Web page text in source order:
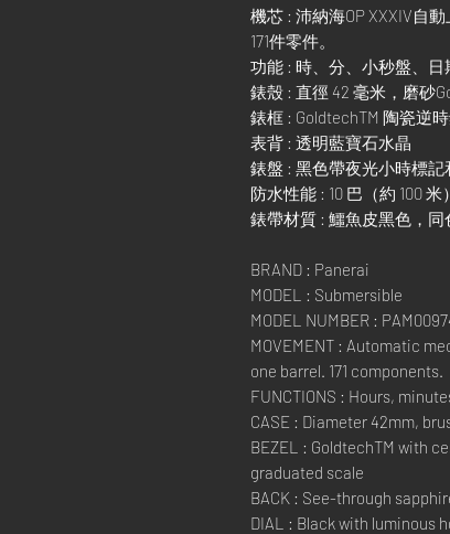
機芯 : 沛納海OP XXXIV自
171件零件。
功能 : 時、分、小秒盤、日
錶殼 : 直徑 42 毫米，磨砂
錶框 : GoldtechTM 陶瓷逆
表背 : 透明藍寶石水晶
錶盤 : 黑色帶夜光小時標
防水性能 : 10 巴（約 100 米）
錶帶材質 : 鱷魚皮黑色，
BRAND : Panerai
MODEL : Submersible
MODEL NUMBER :
MOVEMENT : Automatic
one barrel. 171 components.
FUNCTIONS : Hours,
CASE : Diameter 42mm,
BEZEL : GoldtechTM with
graduated scale
BACK : See-through
DIAL : Black with luminous